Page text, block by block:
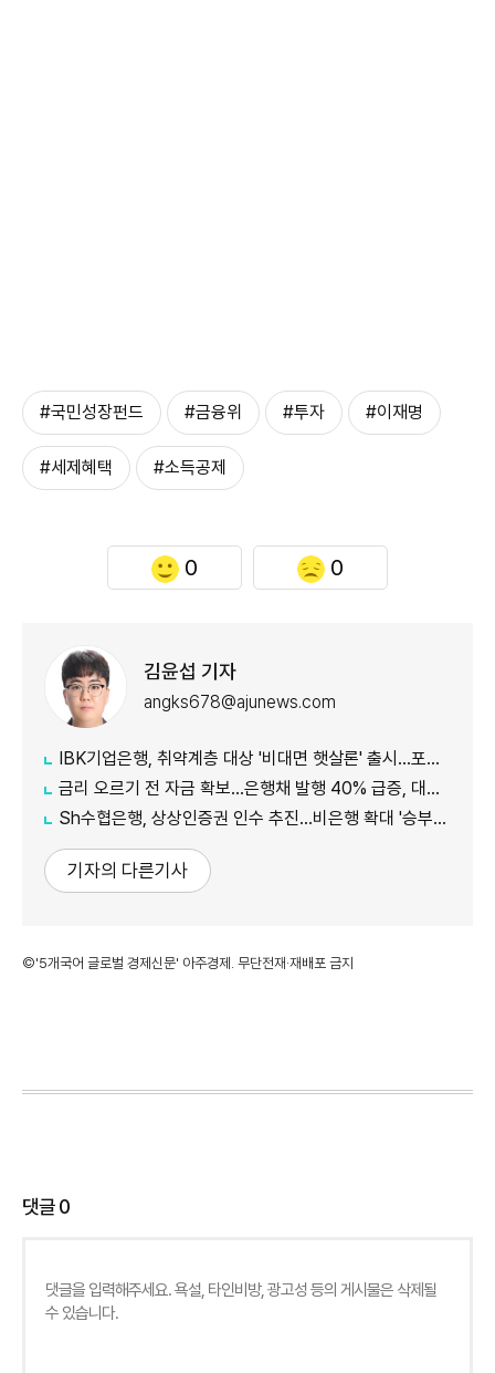
#국민성장펀드 #금융위 #투자 #이재명
#세제혜택 #소득공제
0 0
김윤섭 기자
angks678@ajunews.com
IBK기업은행, 취약계층 대상 '비대면 햇살론' 출시…포용금융 확대
금리 오르기 전 자금 확보…은행채 발행 40% 급증, 대출금리도 '들썩'
Sh수협은행, 상상인증권 인수 추진…비은행 확대 '승부수'
기자의 다른기사
©'5개국어 글로벌 경제신문' 아주경제. 무단전재·재배포 금지
댓글0